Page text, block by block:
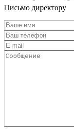
Письмо директору